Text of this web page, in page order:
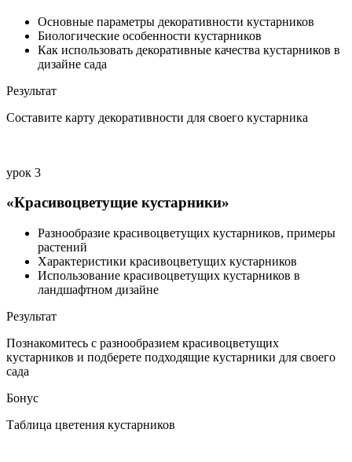
Основные параметры декоративности кустарников
Биологические особенности кустарников
Как использовать декоративные качества кустарников в
дизайне сада
Результат
Составите карту декоративности для своего кустарника
урок 3
«Красивоцветущие кустарники»
Разнообразие красивоцветущих кустарников, примеры
растений
Характеристики красивоцветущих кустарников
Использование красивоцветущих кустарников в
ландшафтном дизайне
Результат
Познакомитесь с разнообразием красивоцветущих
кустарников и подберете подходящие кустарники для своего
сада
Бонус
Таблица цветения кустарников